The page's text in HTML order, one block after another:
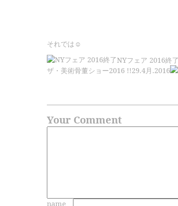
それでは☺
NYフェア 2016終了
ザ・美術骨董ショー2016 !!29.4月.2016
Your Comment
name